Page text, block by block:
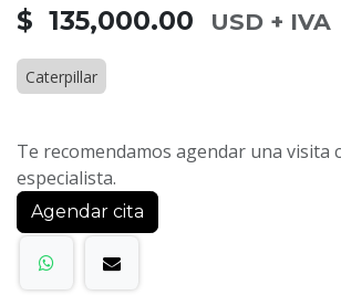
$ 135,000.00 USD + IVA
Caterpillar
Te recomendamos agendar una visita
especialista.
Agendar cita